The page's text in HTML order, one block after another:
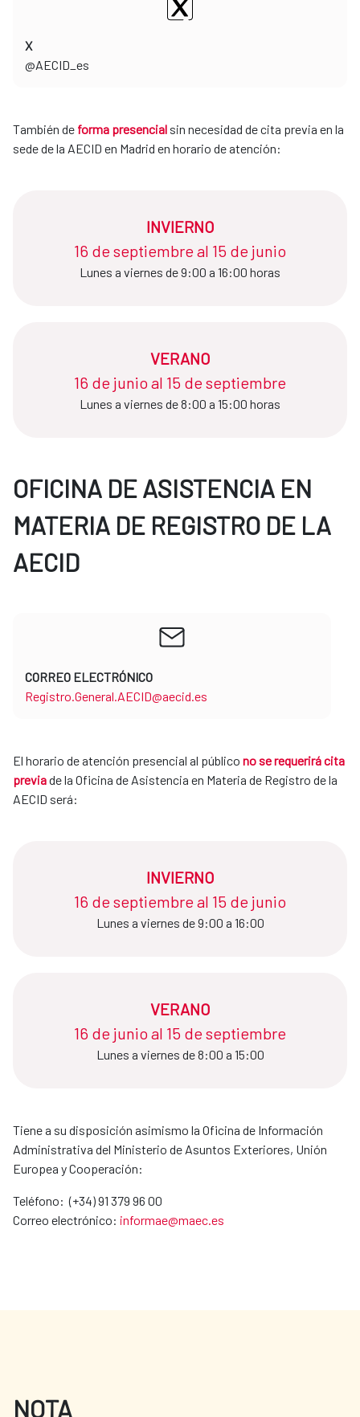
X
​​​​​​​@AECID_es
También de forma presencial sin necesidad de cita previa en la
sede de la AECID en Madrid en horario de atención:
INVIERNO
16 de septiembre al 15 de junio​​​​​​​
Lunes a viernes de 9:00 a 16:00 horas
VERANO
16 de junio al 15 de septiembre
Lunes a viernes de 8:00 a 15:00 horas
OFICINA DE ASISTENCIA EN
MATERIA DE REGISTRO DE LA
AECID
CORREO ELECTRÓNICO
Registro.General.AECID@aecid.es
El horario de atención presencial al público no se requerirá cita
previade la Oficina de Asistencia en Materia de Registro de la
AECID será:
INVIERNO
16 de septiembre al 15 de junio​​​​​​​
Lunes a viernes de 9:00 a 16:00
VERANO
16 de junio al 15 de septiembre​​​​​​​
Lunes a viernes de 8:00 a 15:00
Tiene a su disposición asimismo la Oficina de Información
Administrativa del Ministerio de Asuntos Exteriores, Unión
Europea y Cooperación:
Teléfono: (+34) 91 379 96 00
Correo electrónico: informae@maec.es
NOTA